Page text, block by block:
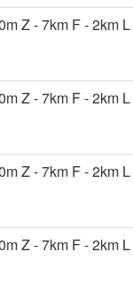
Z - 7km F - 2km L
Z - 7km F - 2km L
Z - 7km F - 2km L
Z - 7km F - 2km L